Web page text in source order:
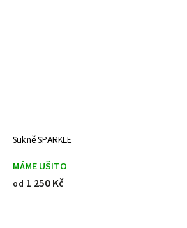
Sukně SPARKLE
MÁME UŠITO
od 1 250 Kč